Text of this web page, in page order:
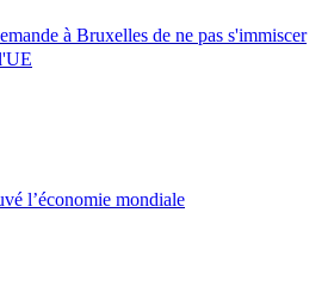
à Bruxelles de ne pas s'immiscer
l’économie mondiale